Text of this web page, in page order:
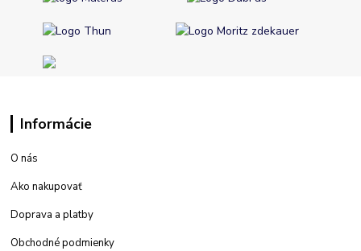
Informácie
O nás
Ako nakupovať
Doprava a platby
Obchodné podmienky